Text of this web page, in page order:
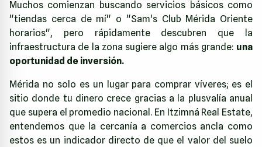
Muchos comienzan buscando servicios básicos como
"tiendas cerca de mí" o "Sam's Club Mérida Oriente
horarios", pero rápidamente descubren que la
infraestructura de la zona sugiere algo más grande: una
oportunidad de inversión.
Mérida no solo es un lugar para comprar víveres; es el
sitio donde tu dinero crece gracias a la plusvalía anual
que supera el promedio nacional. En Itzimná Real Estate,
entendemos que la cercanía a comercios ancla como
estos es un indicador directo de que el valor del suelo